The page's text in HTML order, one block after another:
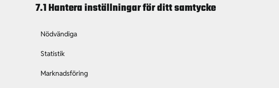
7.1 Hantera inställningar för ditt samtycke
Nödvändiga
Statistik
Marknadsföring